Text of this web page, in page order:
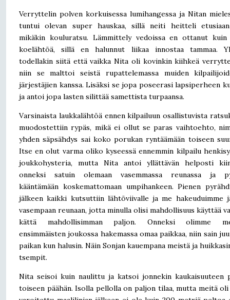
Verryttelin polven korkuisessa lumihangessa ja Nitan
tuntui olevan super hauskaa, sillä neiti heitteli
mikäkin kouluratsu. Lämmittely vedoissa en ottanut kuin
koelähtöä, sillä en halunnut liikaa innostaa tammaa.
todellakin siitä että vaikka Nita oli kovinkin kiihkeä
niin se malttoi seistä rupattelemassa muiden
järjestäjien kanssa. Lisäksi se jopa poseerasi lapsiperheen
ja antoi jopa lasten silittää samettista turpaansa.
Varsinaista laukkalähtöä ennen kilpailuun osallistuvista
muodostettiin rypäs, mikä ei ollut se paras vaihtoehto,
yhden säpsähdys sai koko porukan ryntäämään toiseen
Itse en olut varma oliko kyseessä ennemmin kilpailu
joukkohysteria, mutta Nita antoi yllättävän helposti
onneksi satuin olemaan vasemmassa reunassa ja
kääntämään koskemattomaan umpihankeen. Pienen
jälkeen kaikki kutsuttiin lähtöviivalle ja me hakeuduimme
vasempaan reunaan, jotta minulla olisi mahdollisuus käyttää
kättä mahdollisimman paljon. Onneksi olimme
ensimmäisten joukossa hakemassa omaa paikkaa, niin sain
paikan kun halusin. Näin Sonjan kauempana meistä ja
tsempit.
Nita seisoi kuin naulittu ja katsoi jonnekin kaukaisuuteen
toiseen päähän. Isolla pellolla on paljon tilaa, mutta meitä oli